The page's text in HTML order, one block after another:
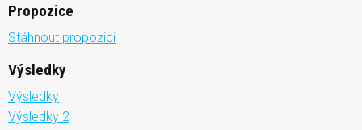
Propozice
Stáhnout propozici
Výsledky
Výsledky
Výsledky 2